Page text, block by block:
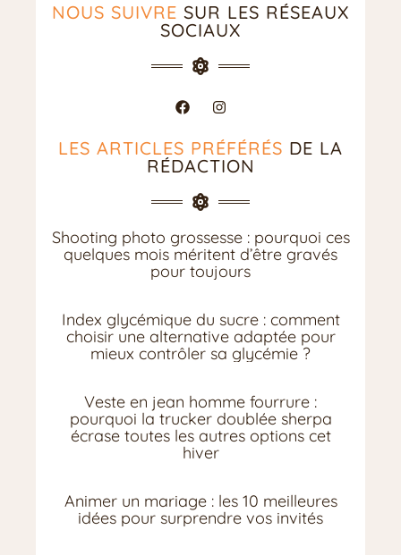
NOUS SUIVRE SUR LES RÉSEAUX
SOCIAUX
LES ARTICLES PRÉFÉRÉS DE LA
RÉDACTION
Shooting photo grossesse : pourquoi ces
quelques mois méritent d’être gravés
pour toujours
Index glycémique du sucre : comment
choisir une alternative adaptée pour
mieux contrôler sa glycémie ?
Veste en jean homme fourrure :
pourquoi la trucker doublée sherpa
écrase toutes les autres options cet
hiver
Animer un mariage : les 10 meilleures
idées pour surprendre vos invités